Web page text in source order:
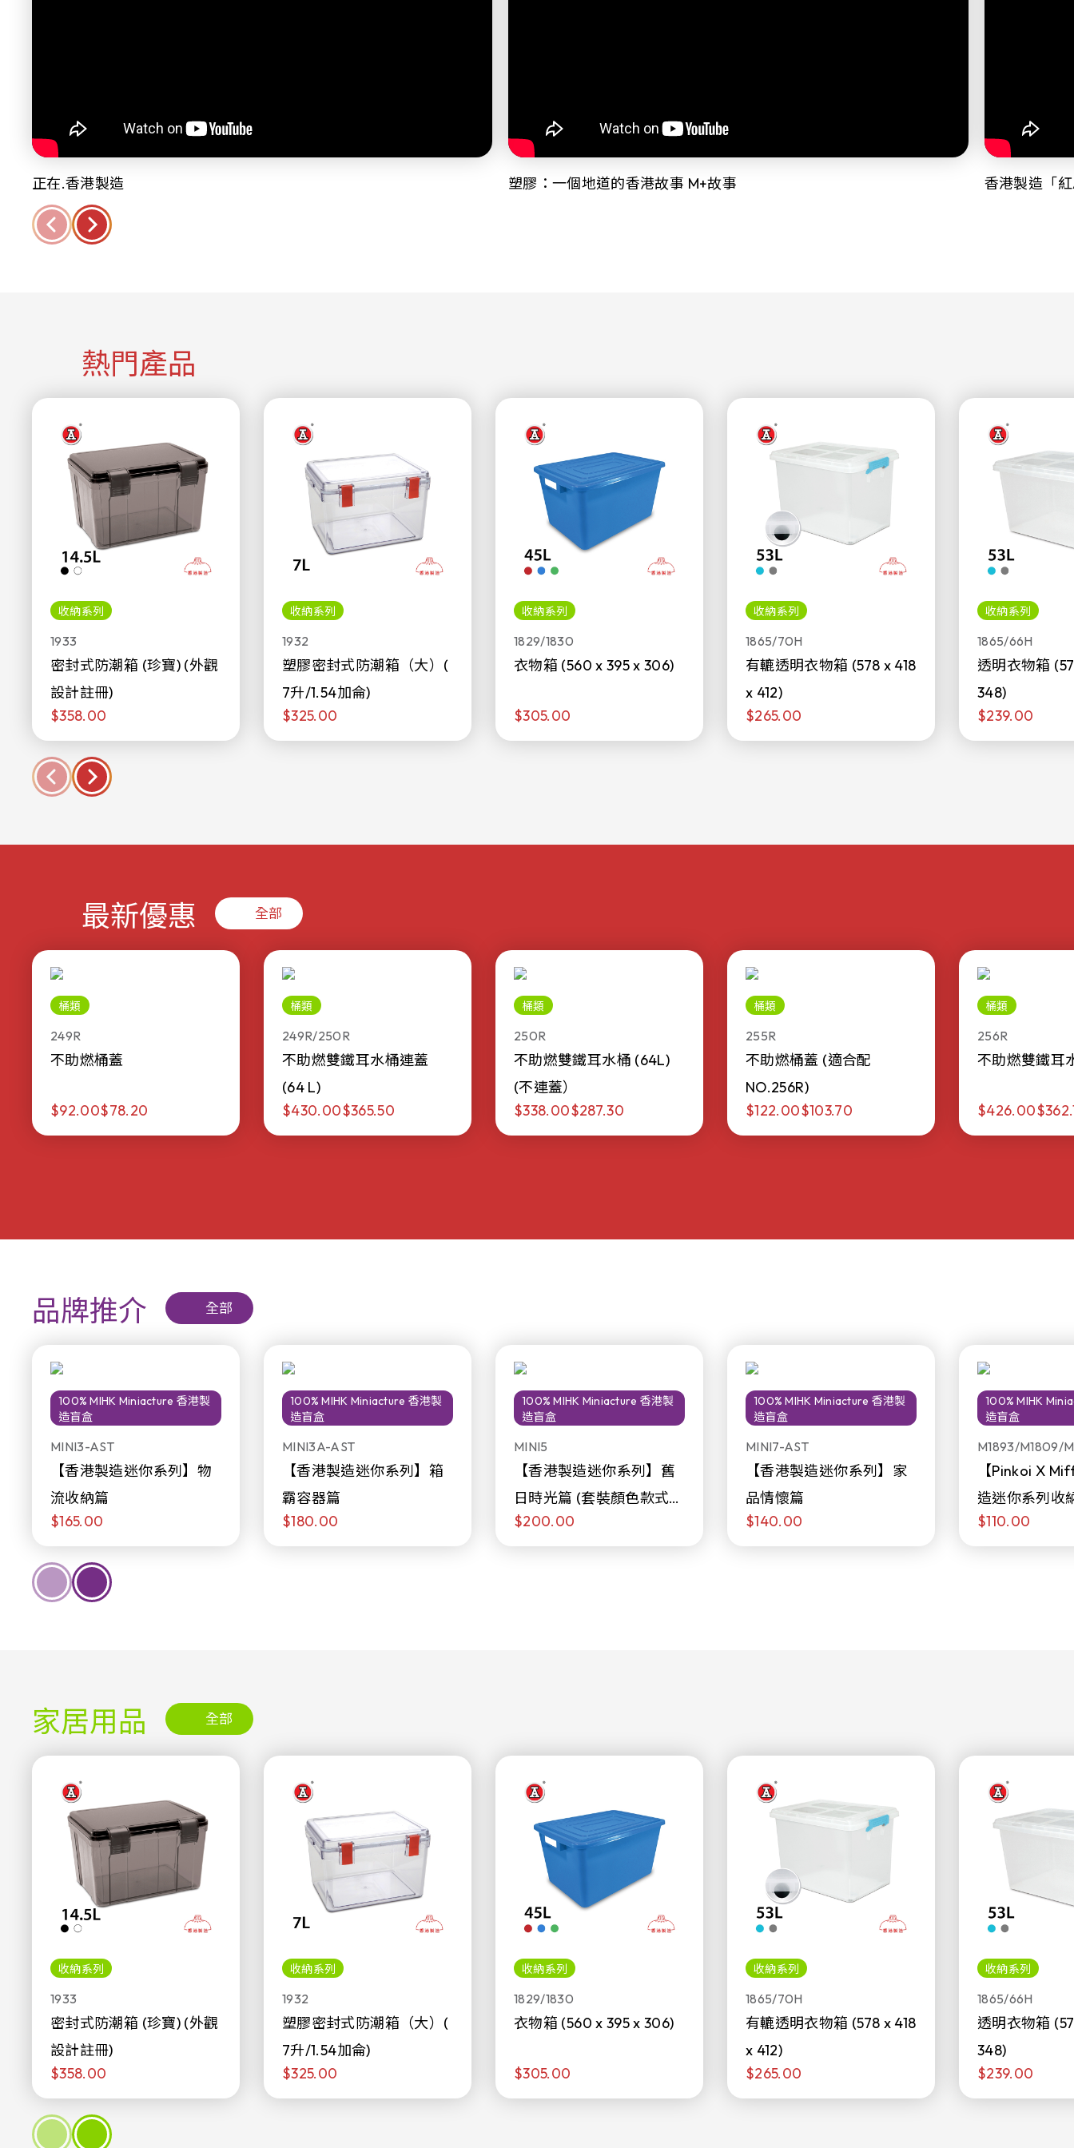
正在.香港製造 塑膠：一個地道的香港故事 M+故事 香港製造「
熱門產品
收納系列
1933
密封式防潮箱 (珍寶) (外觀
設計註冊)
$358.00
收納系列
1932
塑膠密封式防潮箱（大）(
7升/1.54加侖)
$325.00
收納系列
1829/1830
衣物箱 (560 x 395 x 306)
$305.00
收納系列
1865/70H
有轆透明衣物箱 (578 x 418
x 412)
$265.00
收納系列
1865/66H
透明衣物箱
348)
$239.00
最新優惠 全部
桶類
249R
不助燃桶蓋
$92.00$78.20
桶類
249R/250R
不助燃雙鐵耳水桶連蓋
(64 L)
$430.00$365.50
桶類
250R
不助燃雙鐵耳水桶 (64L)
(不連蓋）
$338.00$287.30
桶類
255R
不助燃桶蓋 (適合配
NO.256R)
$122.00$103.70
桶類
256R
不助燃雙鐵耳
$426.00
品牌推介 全部
100% MIHK Miniacture 香港製
造盲盒
MINI3-AST
【香港製造迷你系列】物
流收納篇
$165.00
100% MIHK Miniacture 香港製
造盲盒
MINI3A-AST
【香港製造迷你系列】箱
霸容器篇
$180.00
100% MIHK Miniacture 香港製
造盲盒
MINI5
【香港製造迷你系列】舊
日時光篇 (套裝顏色款式隨
機販售)
$200.00
100% MIHK Miniacture 香港製
造盲盒
MINI7-AST
【香港製造迷你系列】家
品情懷篇
$140.00
100% MIHK
造盲盒
M1893/M1809/
【Pinkoi X
造迷你系列收
日限定發售)
$110.00
家居用品 全部
收納系列
1933
密封式防潮箱 (珍寶) (外觀
設計註冊)
$358.00
收納系列
1932
塑膠密封式防潮箱（大）(
7升/1.54加侖)
$325.00
收納系列
1829/1830
衣物箱 (560 x 395 x 306)
$305.00
收納系列
1865/70H
有轆透明衣物箱 (578 x 418
x 412)
$265.00
收納系列
1865/66H
透明衣物箱
348)
$239.00